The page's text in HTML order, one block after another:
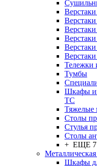
Тележки
Тумбы
Шкафы
TC
Тяжелые
Столы
Стулья
Столы
+ ЕЩЕ 7
Шкафы